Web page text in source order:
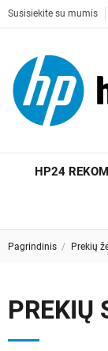
Susisiekite su mumis
HP24
Pagrindinis Prekių
PREKIŲ